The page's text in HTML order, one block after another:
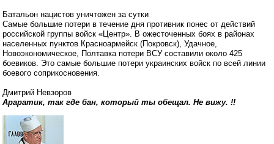
Батальон нацистов уничтожен за сутки
Самые большие потери в течение дня противник понес от действий
российской группы войск «Центр». В ожесточенных боях в районах
населенных пунктов Красноармейск (Покровск), Удачное,
Новоэкономическое, Полтавка потери ВСУ составили около 425
боевиков. Это самые большие потери украинских войск по всей линии
боевого соприкосновения.
Дмитрий Невзоров
Араратик, так где бан, который ты обещал. Не вижу. !!